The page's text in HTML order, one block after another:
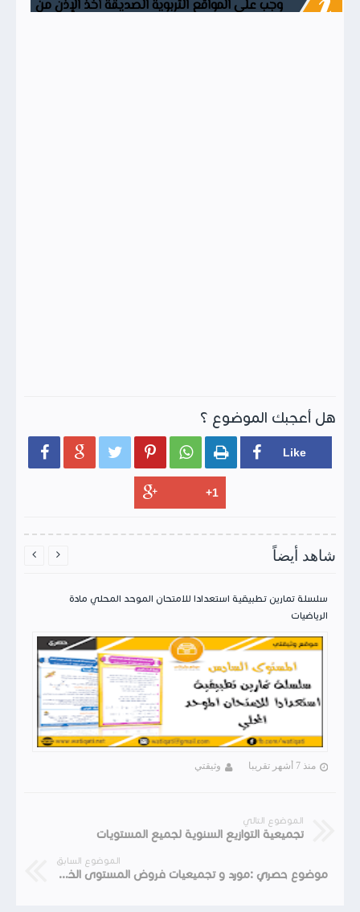
وجب على المواقع التربوية الصديقة أخذ الإذن من
هل أعجبك الموضوع ؟
     
شاهد أيضاً
سلسلة تمارين تطبيقية استعدادا للامتحان الموحد المحلي مادة
الرياضيات
منذ 7 أشهر تقريبا وثيقتي
 
الموضوع التالي
تجميعية التوازيع السنوية لجميع المستويات
الموضوع السابق
موضوع حصري :مورد و تجميعيات فروض المستوى الخامس ابتدائي